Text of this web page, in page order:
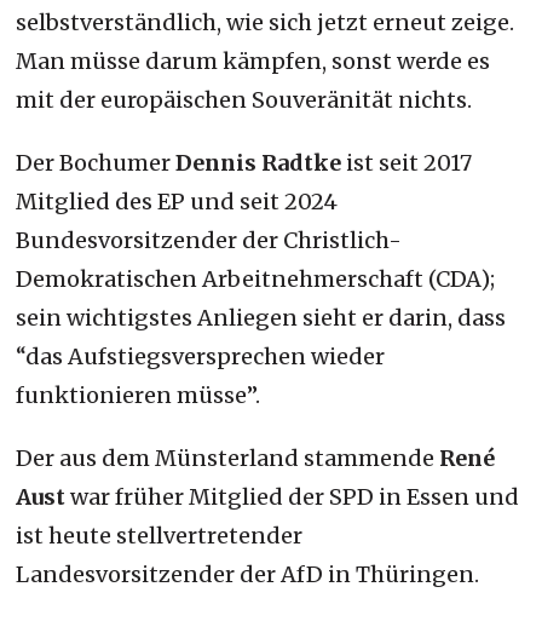
selbstverständlich, wie sich jetzt erneut zeige.
Man müsse darum kämpfen, sonst werde es
mit der europäischen Souveränität nichts.
Der BochumerDennis Radtke ist seit 2017
Mitglied des EP und seit 2024
Bundesvorsitzender der Christlich-
Demokratischen Arbeitnehmerschaft (CDA);
sein wichtigstes Anliegen sieht er darin, dass
“das Aufstiegsversprechen wieder
funktionieren müsse”.
Der aus dem Münsterland stammende René
Austwar früher Mitglied der SPD in Essen und
ist heute stellvertretender
Landesvorsitzender der AfD in Thüringen.